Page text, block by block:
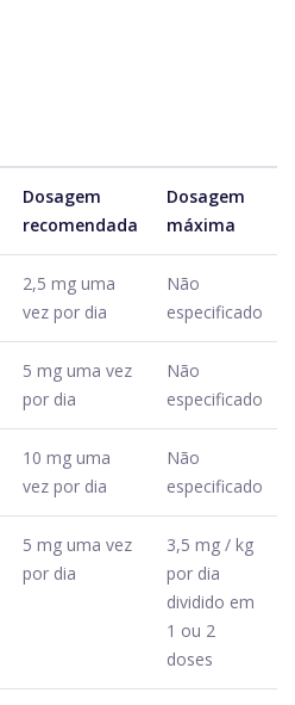
Dosagem
recomendada
Dosagem
máxima
2,5 mg uma
vez por dia
Não
especificado
5 mg uma vez
por dia
Não
especificado
10 mg uma
vez por dia
Não
especificado
5 mg uma vez
por dia
3,5 mg / kg
por dia
dividido em
1 ou 2
doses